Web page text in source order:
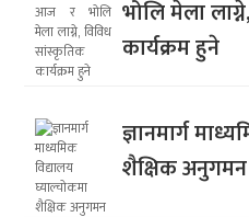
भोलि मेला
कार्यक्रम हुने
ज्ञानमार्ग
शैक्षिक अनुगमन